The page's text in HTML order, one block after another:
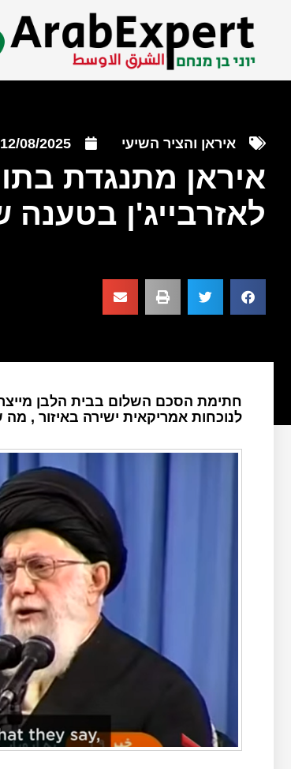
איראן והציר השיעי 12/08/2025
איראן מתנגדת
לאזרבייג'ן
חתימת הסכם השלום בבית הלבן
לנוכחות אמריקאית ישירה באיזור ,